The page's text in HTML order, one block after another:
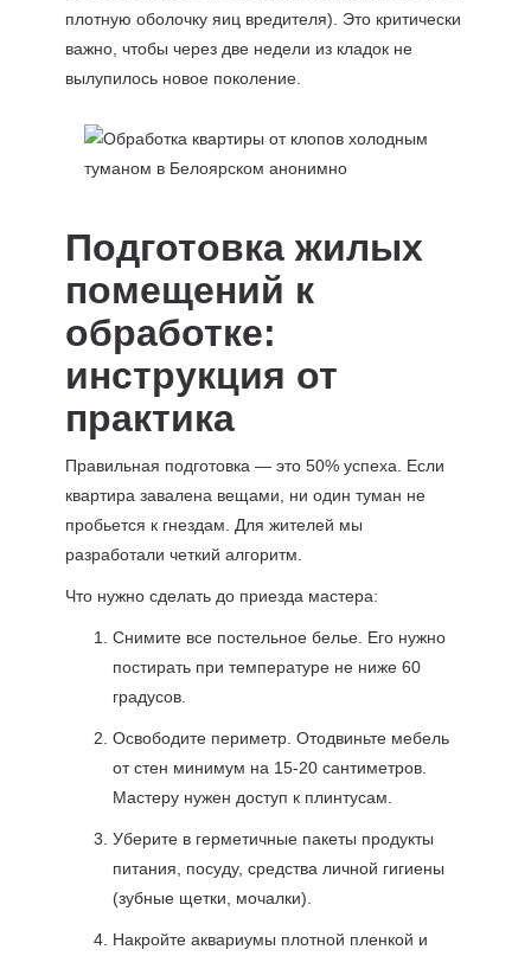
плотную оболочку яиц вредителя). Это критически
важно, чтобы через две недели из кладок не
вылупилось новое поколение.
Подготовка жилых
помещений к
обработке:
инструкция от
практика
Правильная подготовка — это 50% успеха. Если
квартира завалена вещами, ни один туман не
пробьется к гнездам. Для жителей мы
разработали четкий алгоритм.
Что нужно сделать до приезда мастера:
Снимите все постельное белье. Его нужно
постирать при температуре не ниже 60
градусов.
Освободите периметр. Отодвиньте мебель
от стен минимум на 15-20 сантиметров.
Мастеру нужен доступ к плинтусам.
Уберите в герметичные пакеты продукты
питания, посуду, средства личной гигиены
(зубные щетки, мочалки).
Накройте аквариумы плотной пленкой и